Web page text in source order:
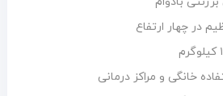
در چهار ارتفاع
خانگی و مراکز درمانی